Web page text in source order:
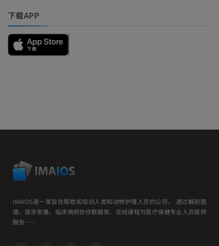
下载APP
IMAIOS是一家旨在帮助和培训人类和动物护理人员的公司。 透过解剖图
谱、医学影像、临床病例协作数据库、在线课程为医疗保健专业人员提供
服务……